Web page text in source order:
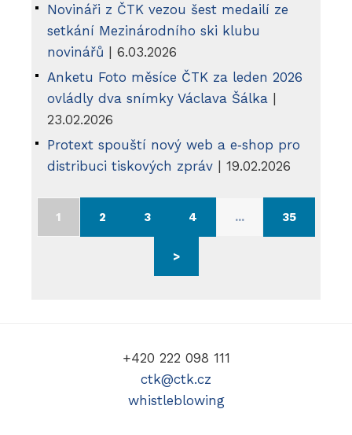
Novináři z ČTK vezou šest medailí ze
setkání Mezinárodního ski klubu
novinářů | 6.03.2026
Anketu Foto měsíce ČTK za leden 2026
ovládly dva snímky Václava Šálka
23.02.2026
Protext spouští nový web a e‑shop pro
distribuci tiskových zpráv
| 19.02.2026
1 2 3 4 ... 35
>
+420 222 098 111
ctk@ctk.cz
whistleblowing